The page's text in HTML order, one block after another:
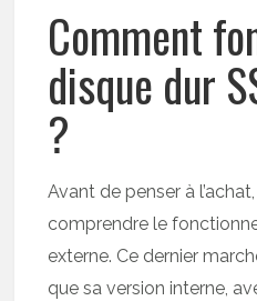
Comment
disque dur
?
Avant de penser à
comprendre le
externe. Ce dernier
que sa version interne,